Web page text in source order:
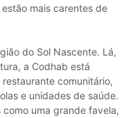
mais carentes de
do Sol Nascente. Lá,
a Codhab está
comunitário,
e unidades de saúde.
uma grande favela,